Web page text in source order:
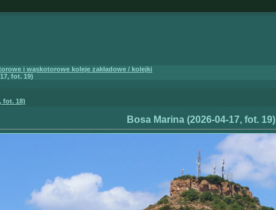
i wąskotorowe koleje zakładowe / kolejki
fot. 19)
fot. 18)
Bosa Marina (2026-04-17, fot. 19)